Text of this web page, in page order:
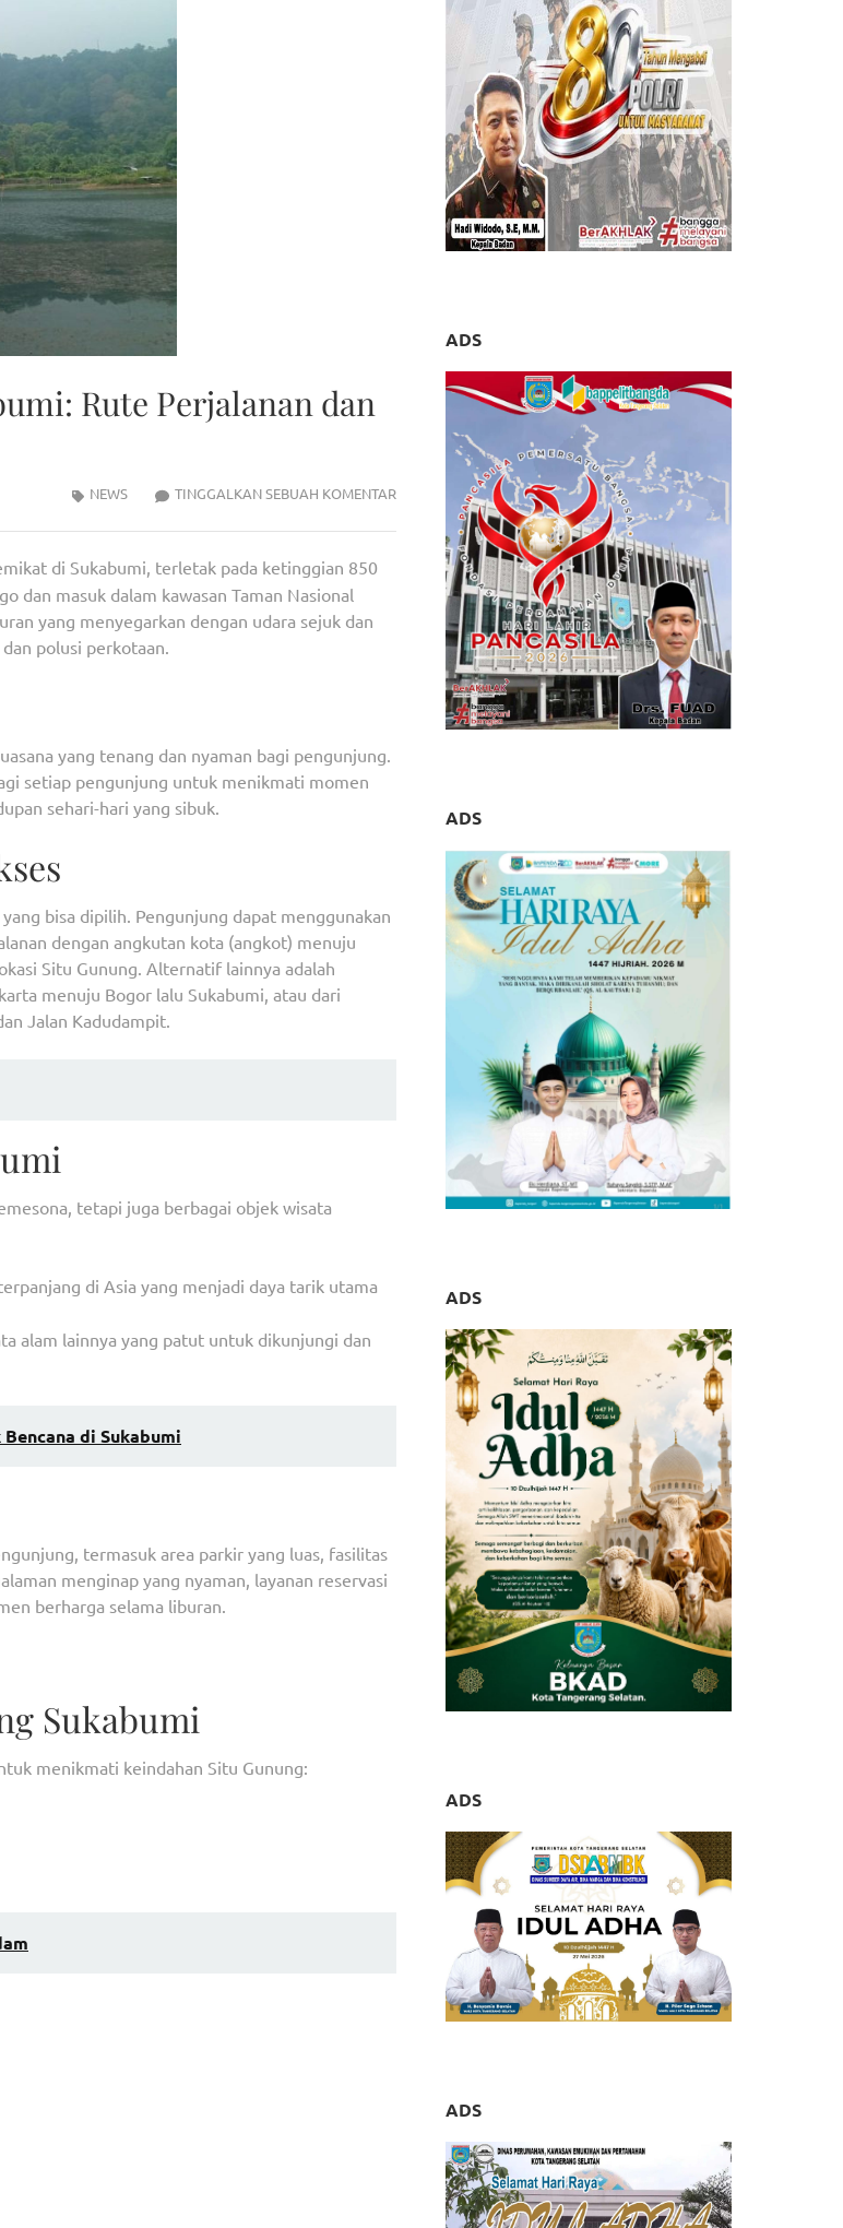
Rute Perjalanan dan
TINGGALKAN SEBUAH KOMENTARPANDUAN
GUNUNG
SUKABUMI:
PERJALANAN
NEWS
di Sukabumi, terletak pada ketinggian 850
dan masuk dalam kawasan Taman Nasional
yang menyegarkan dengan udara sejuk dan
polusi perkotaan.
yang tenang dan nyaman bagi pengunjung.
setiap pengunjung untuk menikmati momen
sehari-hari yang sibuk.
bisa dipilih. Pengunjung dapat menggunakan
dengan angkutan kota (angkot) menuju
Situ Gunung. Alternatif lainnya adalah
menuju Bogor lalu Sukabumi, atau dari
Jalan Kadudampit.
tetapi juga berbagai objek wisata
di Asia yang menjadi daya tarik utama
alam lainnya yang patut untuk dikunjungi dan
di Sukabumi
termasuk area parkir yang luas, fasilitas
menginap yang nyaman, layanan reservasi
berharga selama liburan.
Sukabumi
menikmati keindahan Situ Gunung:
ADS
ADS
ADS
ADS
ADS